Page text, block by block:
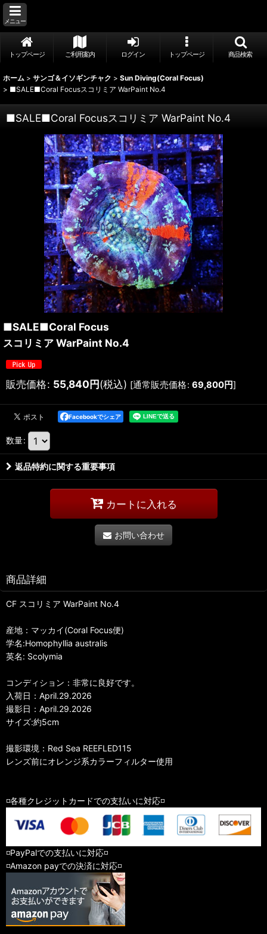
メニュー
トップページ ご利用案内 ログイン トップページ 商品検索
ホーム > サンゴ＆イソギンチャク > Sun Diving(Coral Focus)
> ■SALE■Coral Focusスコリミア WarPaint No.4
■SALE■Coral Focusスコリミア WarPaint No.4
■SALE■Coral Focus
スコリミア WarPaint No.4
販売価格: 55,840円(税込) [通常販売価格: 69,800円]
Facebookでシェア
数量:
返品特約に関する重要事項
カートに入れる
お問い合わせ
商品詳細
CF スコリミア WarPaint No.4
産地：マッカイ(Coral Focus便)
学名:Homophyllia australis
英名: Scolymia
コンディション：非常に良好です。
入荷日：April.29.2026
撮影日：April.29.2026
サイズ:約5cm
撮影環境：Red Sea REEFLED115
レンズ前にオレンジ系カラーフィルター使用
◽️各種クレジットカードでの支払いに対応◽️
◽️PayPalでの支払いに対応◽️
◽️Amazon payでの決済に対応◽️